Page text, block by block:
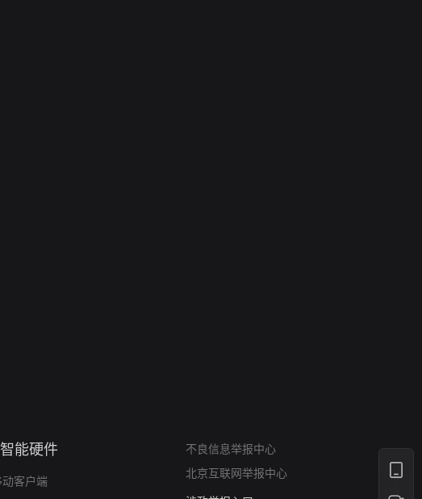
能硬件
动客户端
不良信息举报中心
北京互联网举报中心
网络谣言信息专项